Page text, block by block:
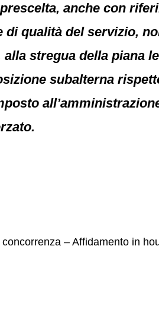
anche con
qualità del servizio,
stregua della piana
subalterna
– Affidamento in